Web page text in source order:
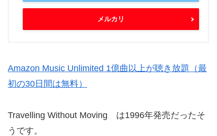
メルカリ
Amazon Music Unlimited 1億曲以上が聴き放題（最
初の30日間は無料）
Travelling Without Moving は1996年発売だったそ
うです。